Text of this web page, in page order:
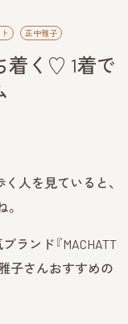
正中雅子
着く♡ 1着で
人を見ていると、
ランド『MACHATT
雅子さんおすすめの